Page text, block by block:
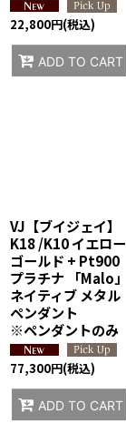
22,800円(税込)
ADD TO CART
VJ【ブイジェイ】
K18 /K10 イエロー
ゴールド + Pt900
プラチナ 「Malo」
ネイティブ メタル
ペンダント
※ペンダントのみ
77,300円(税込)
ADD TO CART